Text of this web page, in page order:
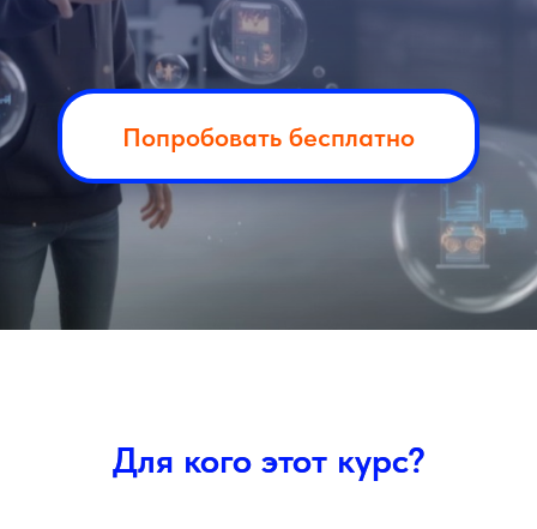
Попробовать бесплатно
Для кого этот курс?